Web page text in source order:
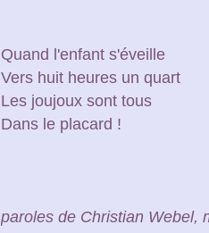
Quand l'enfant s'éveille
Vers huit heures un quart
Les joujoux sont tous
Dans le placard !
paroles de Christian Webel,